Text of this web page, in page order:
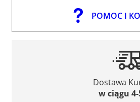
POMOC I
Dostawa
w ciągu